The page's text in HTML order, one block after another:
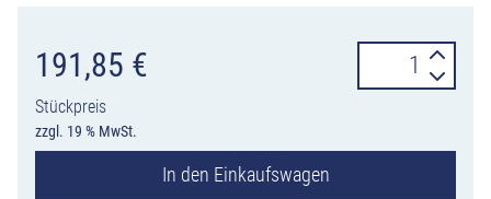
191,85 €
Stückpreis
zzgl. 19 % MwSt.
Leuchte
62/S
In den Einkaufswagen